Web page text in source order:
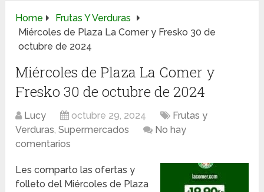
Home
Frutas Y Verduras
Miércoles de Plaza La Comer y Fresko 30 de
octubre de 2024
Miércoles de Plaza La Comer y
Fresko 30 de octubre de 2024
Lucy octubre 29, 2024
Frutas y
Verduras,Supermercados
No hay
comentarios
Les comparto las ofertas y
folleto del Miércoles de Plaza